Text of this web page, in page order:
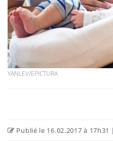
YANLEV/EPICTURA
Publié le 16.02.2017 à 17h31
noyade grimpe-t-il ?
Le Viagra pourrait-il
freiner la propagation du
cancer ?